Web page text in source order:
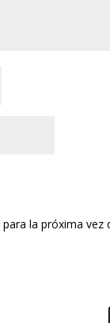
la próxima vez